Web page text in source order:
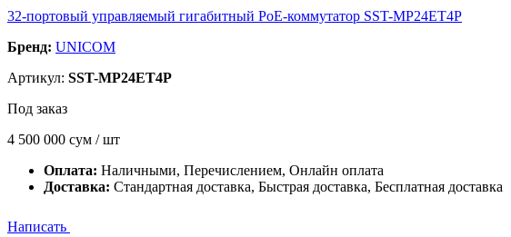
32-портовый управляемый гигабитный PoE-коммутатор SST-MP24ET4P
Бренд: UNICOM
Артикул: SST-MP24ET4P
Под заказ
4 500 000 сум / шт
Оплата: Наличными, Перечислением, Онлайн оплата
Доставка: Стандартная доставка, Быстрая доставка, Бесплатная доставка
Написать